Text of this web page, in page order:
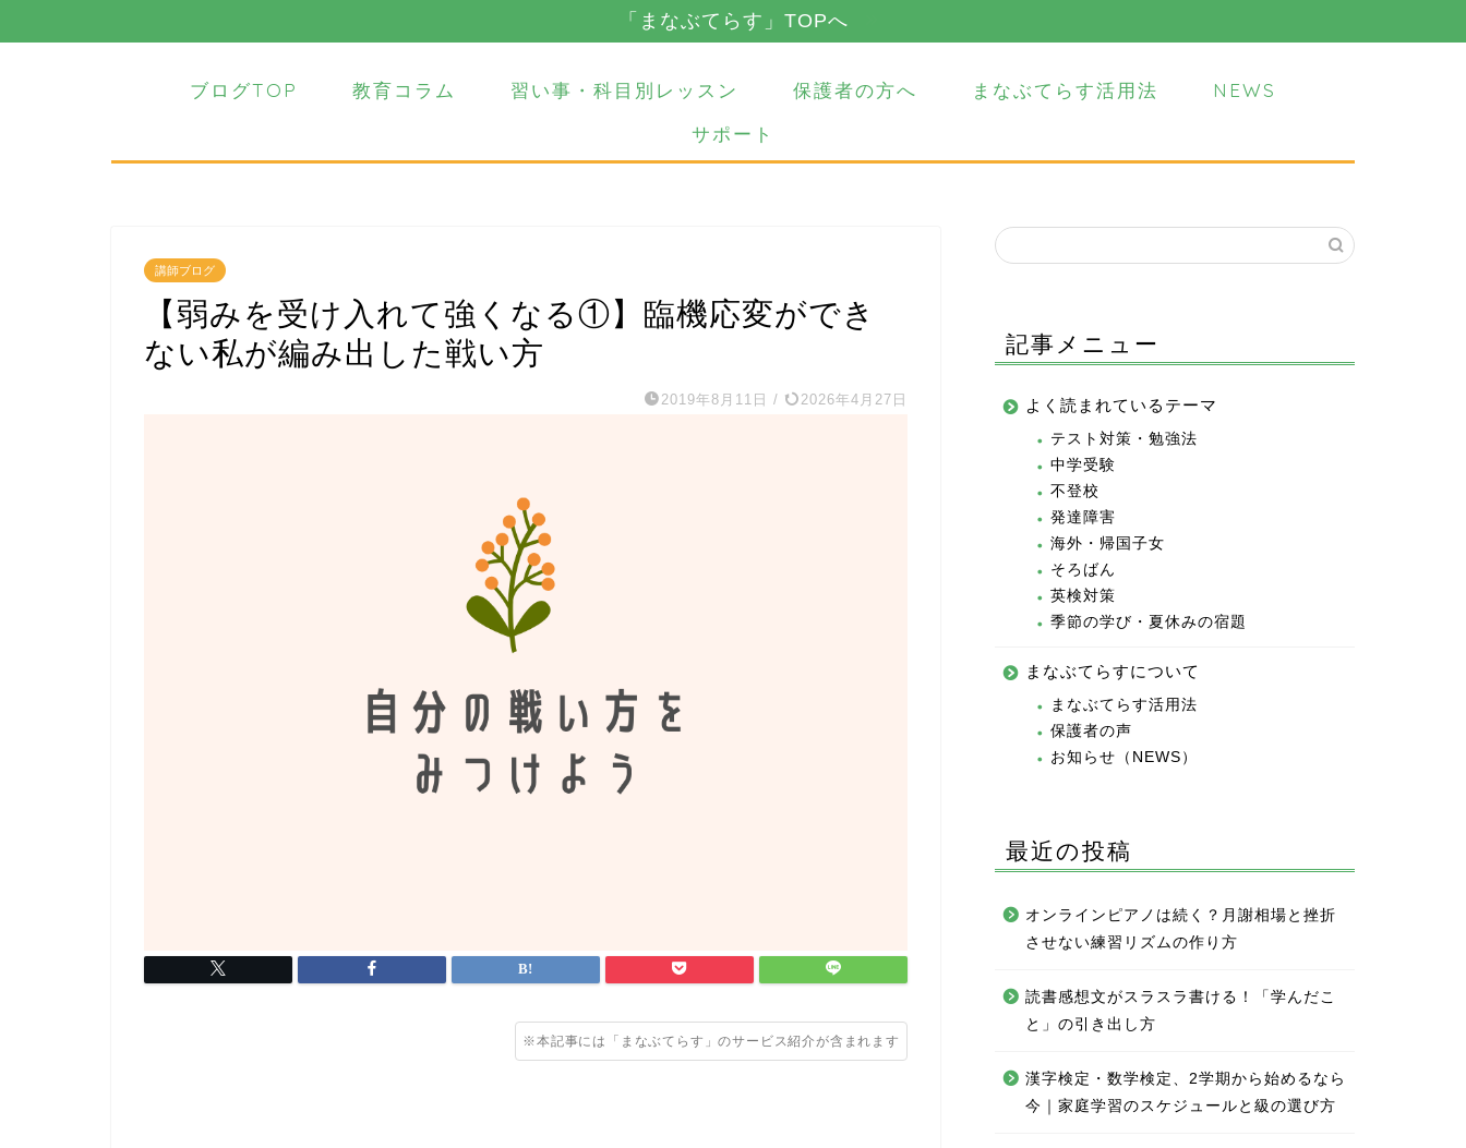
「まなぶてらす」TOPへ
ブログTOP 教育コラム 習い事・科目別レッスン 保護者の方へ まなぶてらす活用法
NEWS
サポート
講師ブログ
【弱みを受け入れて強くなる①】臨機応変ができ
ない私が編み出した戦い方
2019年8月11日 / 2026年4月27日
※本記事には「まなぶてらす」のサービス紹介が含まれます
記事メニュー
よく読まれているテーマ
テスト対策・勉強法
中学受験
不登校
発達障害
海外・帰国子女
そろばん
英検対策
季節の学び・夏休みの宿題
まなぶてらすについて
まなぶてらす活用法
保護者の声
お知らせ（NEWS）
最近の投稿
オンラインピアノは続く？月謝相場と挫折
させない練習リズムの作り方
読書感想文がスラスラ書ける！「学んだこ
と」の引き出し方
漢字検定・数学検定、2学期から始めるなら
今｜家庭学習のスケジュールと級の選び方